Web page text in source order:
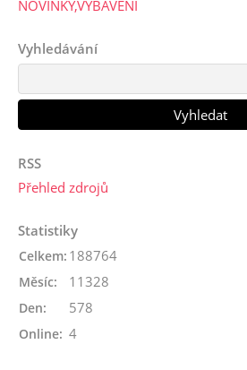
NOVINKY,VYBAVENI
Vyhledávání
RSS
Přehled zdrojů
Statistiky
Online: 4
Celkem: 188764
Měsíc: 11328
Den: 578